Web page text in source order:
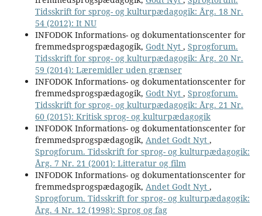
Tidsskrift for sprog- og kulturpædagogik: Årg. 18 Nr.
54 (2012): It NU
INFODOK Informations- og dokumentationscenter for
fremmedsprogspædagogik, Godt Nyt , Sprogforum.
Tidsskrift for sprog- og kulturpædagogik: Årg. 20 Nr.
59 (2014): Læremidler uden grænser
INFODOK Informations- og dokumentationscenter for
fremmedsprogspædagogik, Godt Nyt , Sprogforum.
Tidsskrift for sprog- og kulturpædagogik: Årg. 21 Nr.
60 (2015): Kritisk sprog- og kulturpædagogik
INFODOK Informations- og dokumentationscenter for
fremmedsprogspædagogik, Andet Godt Nyt ,
Sprogforum. Tidsskrift for sprog- og kulturpædagogik:
Årg. 7 Nr. 21 (2001): Litteratur og film
INFODOK Informations- og dokumentationscenter for
fremmedsprogspædagogik, Andet Godt Nyt ,
Sprogforum. Tidsskrift for sprog- og kulturpædagogik:
Årg. 4 Nr. 12 (1998): Sprog og fag